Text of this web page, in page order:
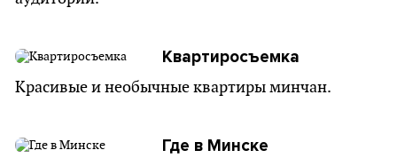
Квартиросъемка
Красивые и необычные квартиры минчан.
Где в Минске